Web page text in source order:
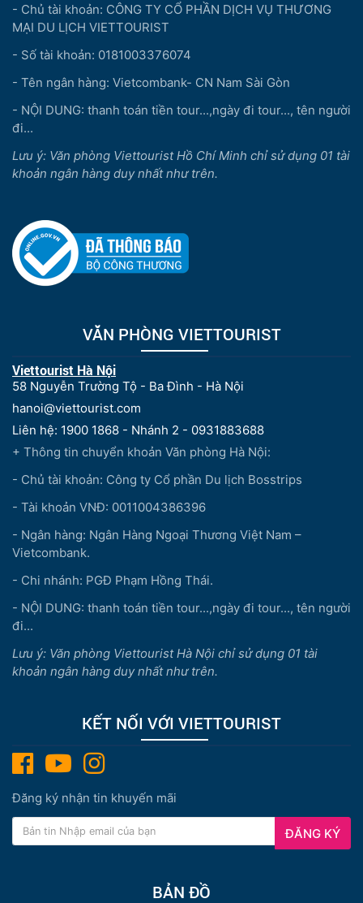
- Chủ tài khoản: CÔNG TY CỔ PHẦN DỊCH VỤ THƯƠNG
MẠI DU LỊCH VIETTOURIST
- Số tài khoản: 0181003376074
- Tên ngân hàng: Vietcombank- CN Nam Sài Gòn
- NỘI DUNG: thanh toán tiền tour...,ngày đi tour..., tên người
đi...
Lưu ý: Văn phòng Viettourist Hồ Chí Minh chỉ sử dụng 01 tài
khoản ngân hàng duy nhất như trên.
VĂN PHÒNG VIETTOURIST
Viettourist Hà Nội
58 Nguyễn Trường Tộ - Ba Đình - Hà Nội
hanoi@viettourist.com
Liên hệ: 1900 1868 - Nhánh 2 - 0931883688
+ Thông tin chuyển khoản Văn phòng Hà Nội:
- Chủ tài khoản: Công ty Cổ phần Du lịch Bosstrips
- Tài khoản VNĐ: 0011004386396
- Ngân hàng: Ngân Hàng Ngoại Thương Việt Nam –
Vietcombank.
- Chi nhánh: PGĐ Phạm Hồng Thái.
- NỘI DUNG: thanh toán tiền tour...,ngày đi tour..., tên người
đi...
Lưu ý: Văn phòng Viettourist Hà Nội chỉ sử dụng 01 tài
khoản ngân hàng duy nhất như trên.
KẾT NỐI VỚI VIETTOURIST
Đăng ký nhận tin khuyến mãi
ĐĂNG KÝ
BẢN ĐỒ